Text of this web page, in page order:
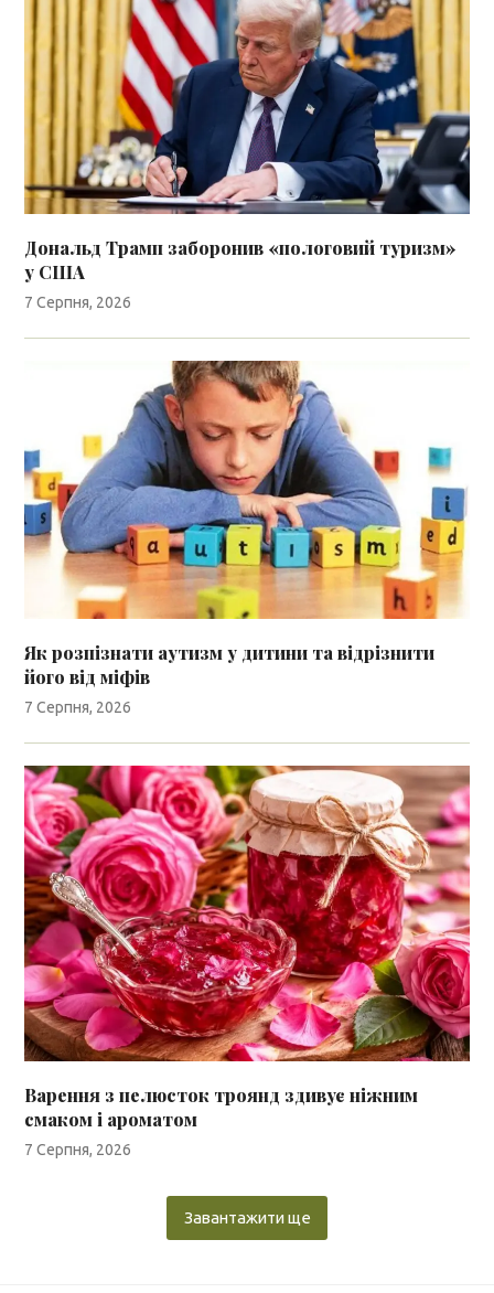
Дональд Трамп заборонив «пологовий туризм»
у США
7 Серпня, 2026
Як розпізнати аутизм у дитини та відрізнити
його від міфів
7 Серпня, 2026
Варення з пелюсток троянд здивує ніжним
смаком і ароматом
7 Серпня, 2026
Завантажити ще